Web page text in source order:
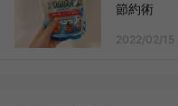
節約術
2022/02/15